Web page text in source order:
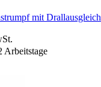
mit Drallausgleich
Arbeitstage